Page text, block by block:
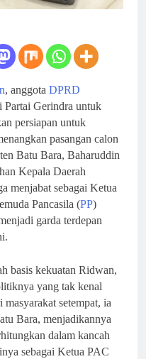
, anggota DPRD
Partai Gerindra untuk
persiapan untuk
pasangan calon
Batu Bara, Baharuddin
Kepala Daerah
menjabat sebagai Ketua
Pancasila (PP)
garda terdepan
basis kekuatan Ridwan,
yang tak kenal
setempat, ia
Bara, menjadikannya
dalam kancah
sebagai Ketua PAC